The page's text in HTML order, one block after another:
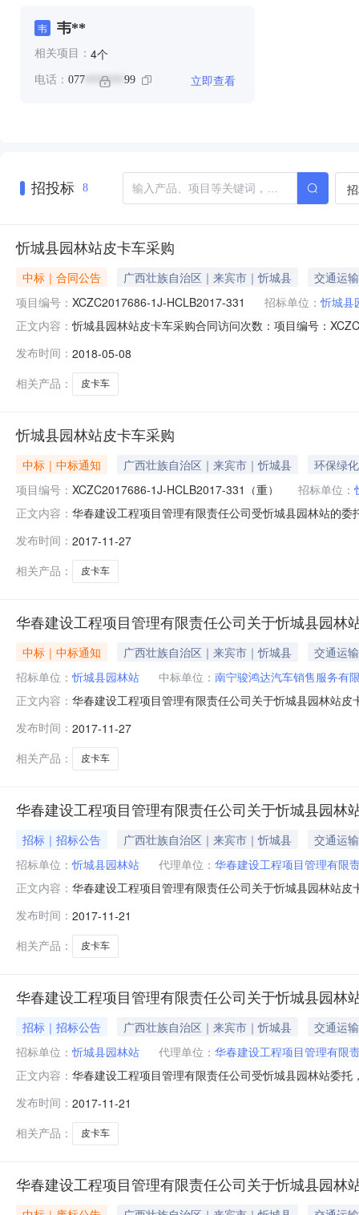
韦 韦**
相关项目： 4个
电话： 077 ******* 99 立即查看
招投标 8
忻城县园林站皮卡车采购
中标｜合同公告 广西壮族自治区｜来宾市｜忻城县
交通运输
项目编号： XCZC2017686-1J-HCLB2017-331 招标单位： 忻城县
正文内容： 忻城县园林站皮卡车采购合同访问次数：项目编号：
公司预算金额（万元）：13.18合同金额（万元）：13
发布时间： 2018-05-08
相关产品：
皮卡车
忻城县园林站皮卡车采购
中标｜中标通知 广西壮族自治区｜来宾市｜忻城县
环保绿化
项目编号： XCZC2017686-1J-HCLB2017-331（重） 招标单位：
正文内容： 华春建设工程项目管理有限责任公司受忻城县园林站的
单位信息采购单位名称：忻城县园林站采购单位地址：
发布时间： 2017-11-27
相关产品：
皮卡车
华春建设工程项目管理有限责任公司关于忻城县园
中标｜中标通知 广西壮族自治区｜来宾市｜忻城县
交通运输
招标单位： 忻城县园林站 中标单位： 南宁骏鸿达汽车销售服务有
正文内容： 华春建设工程项目管理有限责任公司关于忻城县园林站
招标公告日期2017年11月21日成交日期2017年11月27
发布时间： 2017-11-27
相关产品：
皮卡车
华春建设工程项目管理有限责任公司关于忻城县园
招标｜招标公告 广西壮族自治区｜来宾市｜忻城县
交通运输
招标单位： 忻城县园林站 代理单位： 华春建设工程项目管理有限
正文内容： 华春建设工程项目管理有限责任公司关于忻城县园林站
件的地点华春建设工程项目管理有限责任公司来宾市项
发布时间： 2017-11-21
相关产品：
皮卡车
华春建设工程项目管理有限责任公司关于忻城县园
招标｜招标公告 广西壮族自治区｜来宾市｜忻城县
交通运输
招标单位： 忻城县园林站 代理单位： 华春建设工程项目管理有限
正文内容： 华春建设工程项目管理有限责任公司受忻城县园林站委
人资格：1、符合《中华人民共和国政府采购法》第二十
(www
发布时间： 2017-11-21
相关产品：
皮卡车
华春建设工程项目管理有限责任公司关于忻城县园